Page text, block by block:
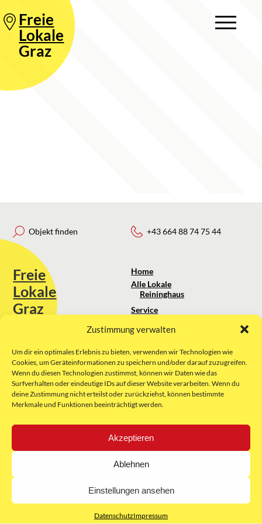
Zustimmung verwalten
Um dir ein optimales Erlebnis zu bieten, verwenden wir Technologien wie
Cookies, um Geräteinformationen zu speichern und/oder darauf zuzugreifen.
Wenn du diesen Technologien zustimmst, können wir Daten wie das
Surfverhalten oder eindeutige IDs auf dieser Website verarbeiten. Wenn du
deine Zustimmung nicht erteilst oder zurückziehst, können bestimmte
Merkmale und Funktionen beeinträchtigt werden.
Akzeptieren
Ablehnen
Einstellungen ansehen
DatenschutzImpressum
Freie
Lokale
Graz
Objekt finden
Freie
Lokale
Graz
Sie erreichen uns unter:
kontakt@freielokale-graz.at
Website by Rubikon Werbeagentur
GmbH
+43 664 88 74 75 44
Home
Alle Lokale
Reininghaus
Service
Über uns
Impressum
AGB
Datenschutz
E-Mail